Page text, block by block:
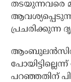
തടയുന്നവരെ
പ്രചരിക്കുന്ന
പറഞ്ഞതിന്